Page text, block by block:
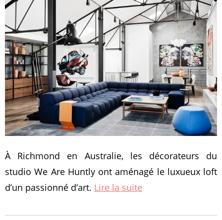
À Richmond en Australie, les décorateurs du
studio We Are Huntly ont aménagé le luxueux loft
d’un passionné d’art. Lire la suite